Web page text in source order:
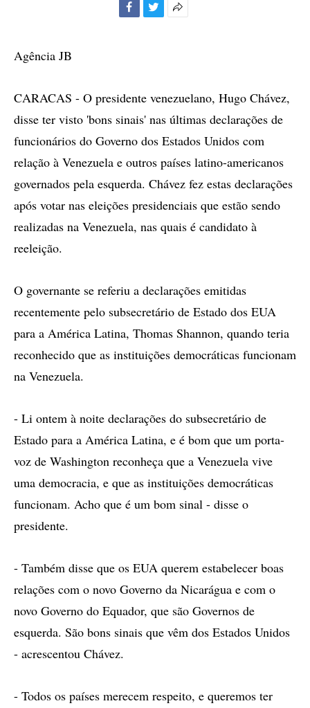
Agência JB
CARACAS - O presidente venezuelano, Hugo Chávez,
disse ter visto 'bons sinais' nas últimas declarações de
funcionários do Governo dos Estados Unidos com
relação à Venezuela e outros países latino-americanos
governados pela esquerda. Chávez fez estas declarações
após votar nas eleições presidenciais que estão sendo
realizadas na Venezuela, nas quais é candidato à
reeleição.
O governante se referiu a declarações emitidas
recentemente pelo subsecretário de Estado dos EUA
para a América Latina, Thomas Shannon, quando teria
reconhecido que as instituições democráticas funcionam
na Venezuela.
- Li ontem à noite declarações do subsecretário de
Estado para a América Latina, e é bom que um porta-
voz de Washington reconheça que a Venezuela vive
uma democracia, e que as instituições democráticas
funcionam. Acho que é um bom sinal - disse o
presidente.
- Também disse que os EUA querem estabelecer boas
relações com o novo Governo da Nicarágua e com o
novo Governo do Equador, que são Governos de
esquerda. São bons sinais que vêm dos Estados Unidos
- acrescentou Chávez.
- Todos os países merecem respeito, e queremos ter